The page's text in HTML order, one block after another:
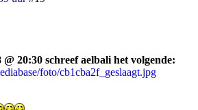
20:30 schreef aelbali het volgende:
foto/cb1cba2f_geslaagt.jpg